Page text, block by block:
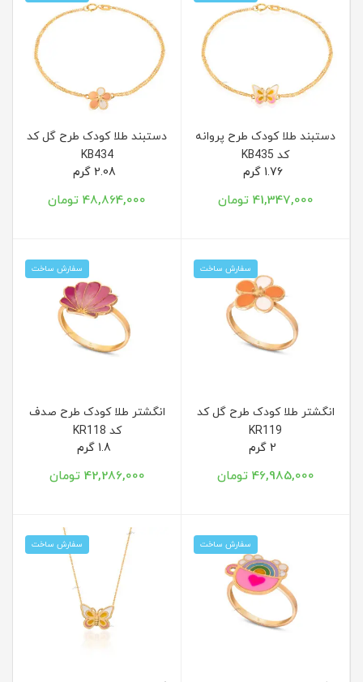
دستبند طلا کودک طرح پروانه
کد KB435
1.76 گرم
41,347,000 تومان
دستبند طلا کودک طرح گل کد
KB434
48,864,000 تومان
سفارش ساخت
انگشتر طلا کودک طرح گل کد
KR119
46,985,000 تومان
سفارش ساخت
انگشتر طلا کودک طرح صدف
کد KR118
42,286,000 تومان
سفارش ساخت سفارش ساخت